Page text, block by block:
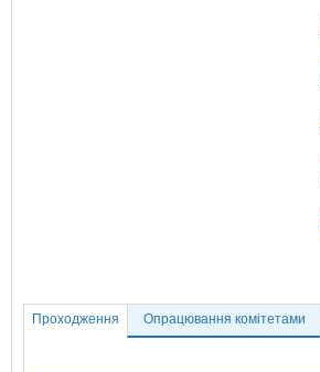
Проходження Опрацювання комітетами